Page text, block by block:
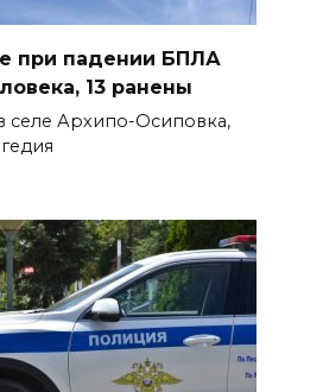
10:35
области
из-за
пожаров
моря сбили
БПЛА
09:29
при падении БПЛА
13 ранены
селе Архипо-Осиповка,